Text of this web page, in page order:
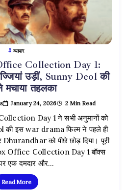
व्यापार
Collection Day 1:
उड़ीं, Sunny Deol की
मचाया तहलका
On
2
Box
Office
Collection
Day
Dhurandhar
की
धज्जियां
उड़ीं,
Sunny
Deol
January 24, 2026 2 Min Read
Day 1 ने सभी अनुमानों को
की इस war drama फिल्म ने पहले ही
को पीछे छोड़ दिया। पूरी
Office Collection Day 1 बॉक्स
एक दमदार और…
Read More